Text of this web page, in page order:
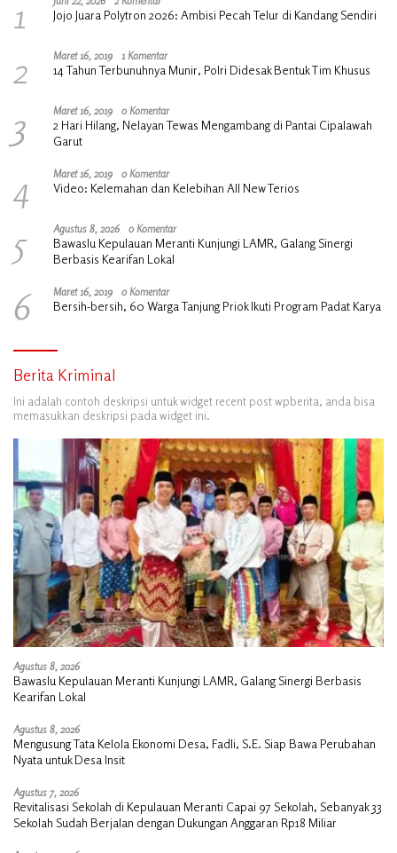
1 Jojo Juara Polytron 2026: Ambisi Pecah Telur di Kandang Sendiri
2 Maret 16, 2019 1 Komentar
14 Tahun Terbunuhnya Munir, Polri Didesak Bentuk Tim Khusus
3 Maret 16, 2019 0 Komentar
2 Hari Hilang, Nelayan Tewas Mengambang di Pantai Cipalawah
Garut
4 Maret 16, 2019 0 Komentar
Video: Kelemahan dan Kelebihan All New Terios
5 Agustus 8, 2026 0 Komentar
Bawaslu Kepulauan Meranti Kunjungi LAMR, Galang Sinergi
Berbasis Kearifan Lokal
6 Maret 16, 2019 0 Komentar
Bersih-bersih, 60 Warga Tanjung Priok Ikuti Program Padat Karya
Berita Kriminal
Ini adalah contoh deskripsi untuk widget recent post wpberita, anda bisa
memasukkan deskripsi pada widget ini.
Agustus 8, 2026
Bawaslu Kepulauan Meranti Kunjungi LAMR, Galang Sinergi Berbasis
Kearifan Lokal
Agustus 8, 2026
Mengusung Tata Kelola Ekonomi Desa, Fadli, S.E. Siap Bawa Perubahan
Nyata untuk Desa Insit
Agustus 7, 2026
Revitalisasi Sekolah di Kepulauan Meranti Capai 97 Sekolah, Sebanyak 33
Sekolah Sudah Berjalan dengan Dukungan Anggaran Rp18 Miliar